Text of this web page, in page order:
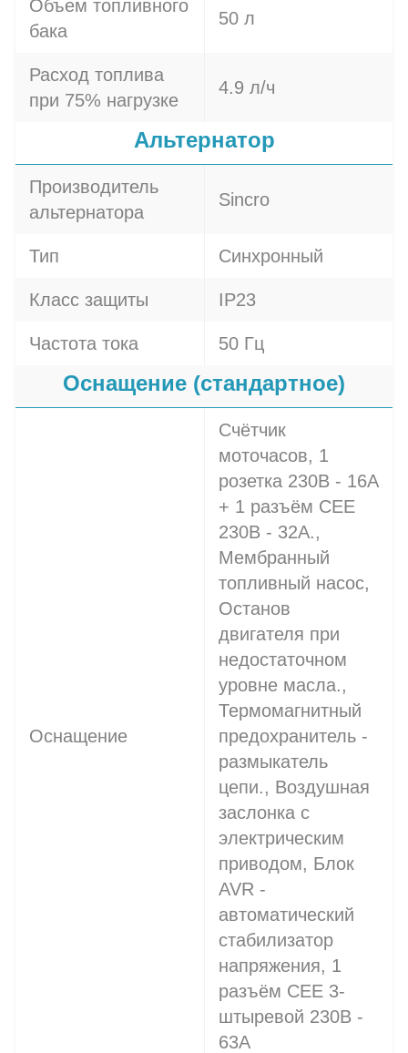
Объем топливного
бака
50 л
Расход топлива
при 75% нагрузке
4.9 л/ч
Альтернатор
Производитель
альтернатора
Sincro
Тип Синхронный
Класс защиты IP23
Частота тока 50 Гц
Оснащение (стандартное)
Оснащение
Счётчик
моточасов, 1
розетка 230В - 16A
+ 1 разъём СЕЕ
230В - 32A.,
Мембранный
топливный насос,
Останов
двигателя при
недостаточном
уровне масла.,
Термомагнитный
предохранитель -
размыкатель
цепи., Воздушная
заслонка с
электрическим
приводом, Блок
AVR -
автоматический
стабилизатор
напряжения, 1
разъём CEE 3-
штыревой 230В -
63A